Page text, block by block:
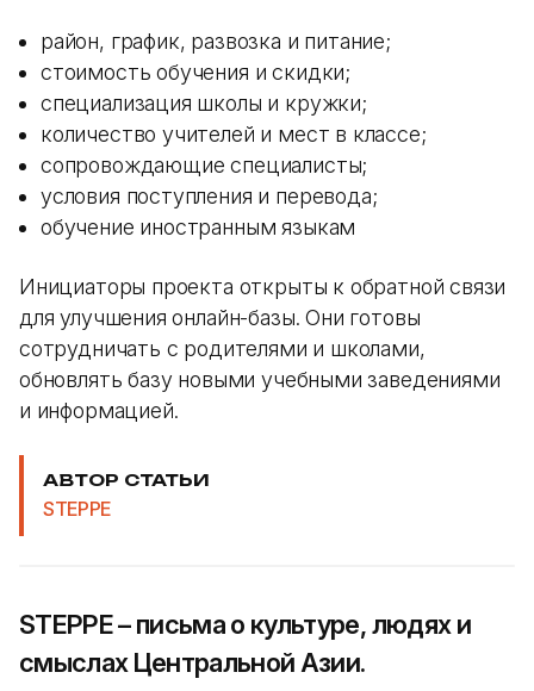
район, график, развозка и питание;
стоимость обучения и скидки;
специализация школы и кружки;
количество учителей и мест в классе;
сопровождающие специалисты;
условия поступления и перевода;
обучение иностранным языкам
Инициаторы проекта открыты к обратной связи
для улучшения онлайн-базы. Они готовы
сотрудничать с родителями и школами,
обновлять базу новыми учебными заведениями
и информацией.
АВТОР СТАТЬИ
STEPPE
STEPPE – письма о культуре, людях и
смыслах Центральной Азии.